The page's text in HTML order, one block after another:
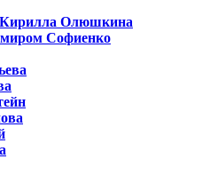
Кирилла Олюшкина
Софиенко